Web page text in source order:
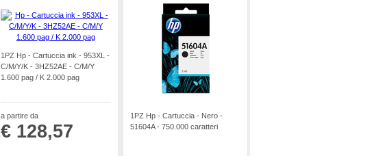
1PZ Hp - Cartuccia ink - 953XL -
C/M/Y/K - 3HZ52AE - C/M/Y
1.600 pag / K 2.000 pag
a partire da
€ 128,57
1PZ Hp - Cartuccia - Nero -
51604A - 750.000 caratteri